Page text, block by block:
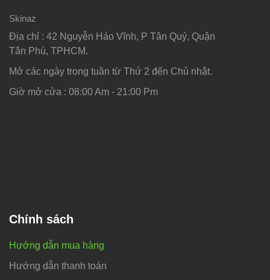
Skinaz
Địa chỉ : 42 Nguyễn Háo Vĩnh, P Tân Quý, Quận
Tân Phú, TPHCM.
Mở các ngày trong tuần từ Thứ 2 đến Chủ nhật.
Giờ mở cửa : 08:00 Am - 21:00 Pm
Chính sách
Hướng dẫn mua hàng
Hướng dẫn thanh toán